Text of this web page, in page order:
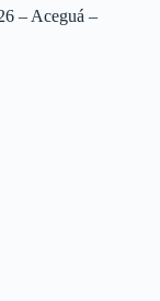
– Aceguá –